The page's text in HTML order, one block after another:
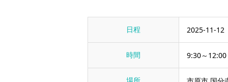
日程 2025-11-12
時間 9:30～12:00